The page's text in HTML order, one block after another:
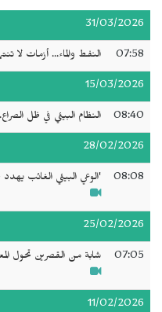
31/03/2026
07:58 النفط والماء... أزمات لا
15/03/2026
08:40 النظام البيئي في ظل
28/02/2026
08:08 'الوعي البيئي الغائب
25/02/2026
07:05 شابة من القصرين تحول
11/02/2026